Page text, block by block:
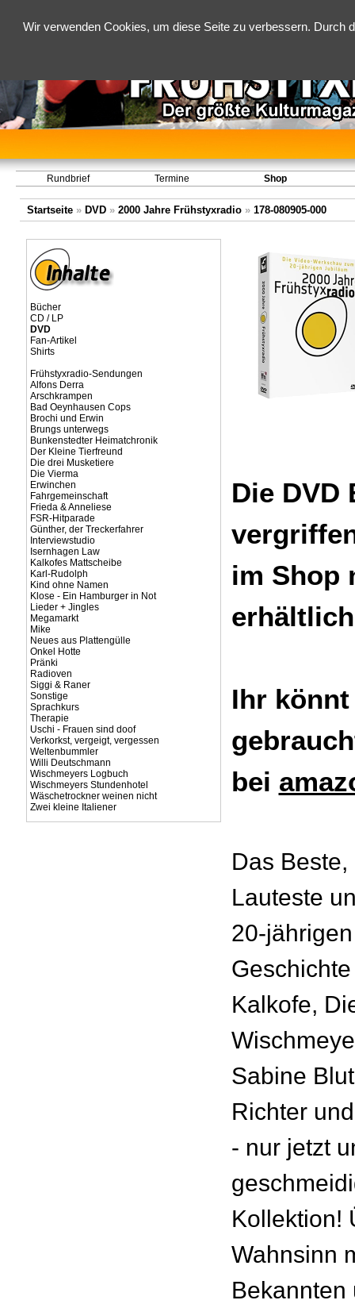
Wir verwenden Cookies, um diese Seite zu verbessern.
Rundbrief Termine Shop
Startseite» DVD» 2000 Jahre Frühstyxradio» 178-080905-000
Bücher
CD / LP
DVD
Fan-Artikel
Shirts
Frühstyxradio-Sendungen
Alfons Derra
Arschkrampen
Bad Oeynhausen Cops
Brochi und Erwin
Brungs unterwegs
Bunkenstedter Heimatchronik
Der Kleine Tierfreund
Die drei Musketiere
Die Vierma
Erwinchen
Fahrgemeinschaft
Frieda & Anneliese
FSR-Hitparade
Günther, der Treckerfahrer
Interviewstudio
Isernhagen Law
Kalkofes Mattscheibe
Karl-Rudolph
Kind ohne Namen
Klose - Ein Hamburger in Not
Lieder + Jingles
Megamarkt
Mike
Neues aus Plattengülle
Onkel Hotte
Pränki
Radioven
Siggi & Raner
Sonstige
Sprachkurs
Therapie
Uschi - Frauen sind doof
Verkorkst, vergeigt, vergessen
Weltenbummler
Willi Deutschmann
Wischmeyers Logbuch
Wischmeyers Stundenhotel
Wäschetrockner weinen nicht
Zwei kleine Italiener
Die DVD
im Shop
Ihr
bei
Das
Lauteste
20-
Kalkofe,
Sabine
Richter
- nur jetzt
Kollektion!
Wahnsinn
Bekannten